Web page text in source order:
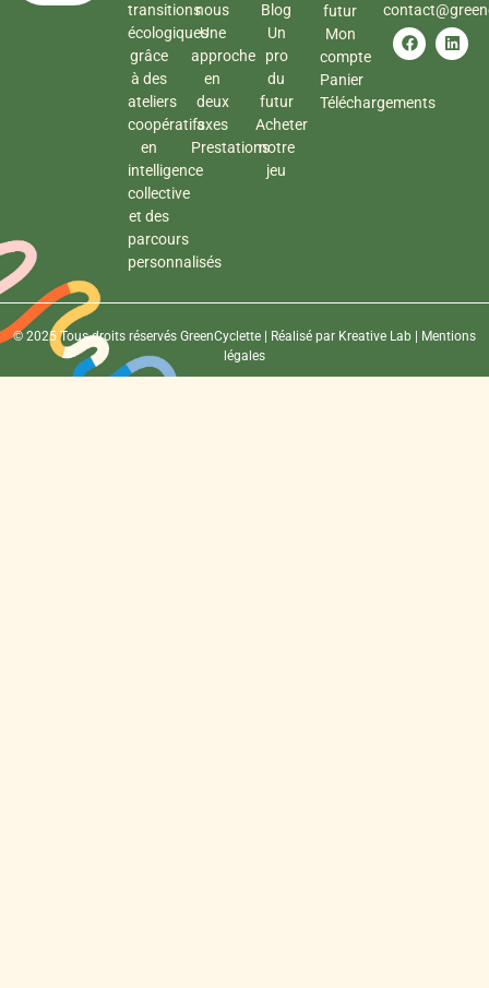
transitions
écologiques
grâce
à des
ateliers
coopératifs
en
intelligence
collective
et des
parcours
personnalisés
nous
Une
approche
en
deux
axes
Prestations
Blog
Un
pro
du
futur
Acheter
notre
jeu
futur
Mon
compte
Panier
Téléchargements
© 2025 Tous droits réservés GreenCyclette | Réalisé par Kreative Lab | Mentions
légales